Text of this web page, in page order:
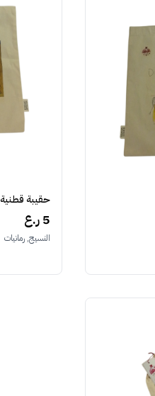
حقيبة قطنية
5 ر.ع
النسيج, رمانيات